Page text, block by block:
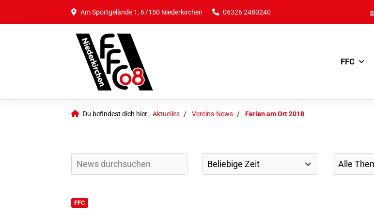
Am Sportgelände 1, 67150 Niederkirchen 06326 2480240
FFC
Du befindest dich hier: Aktuelles Vereins-News Ferien am Ort 2018
FFC